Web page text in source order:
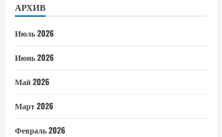
АРХИВ
Июль 2026
Июнь 2026
Май 2026
Март 2026
Февраль 2026